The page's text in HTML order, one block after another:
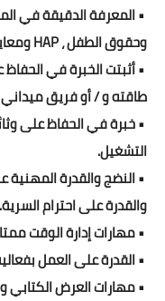
• المعرفة الدقيقة في
وحقوق الطفل ، HAP ومعايير التقييم ضرورية.
• أثبتت الخبرة في
طاقته و / أو فريق
• خبرة في الحفاظ على
التشغيل.
• النضج والقدرة
والقدرة على احترام السرية.
• مهارات إدارة الوقت
• القدرة على العمل
• مهارات العرض